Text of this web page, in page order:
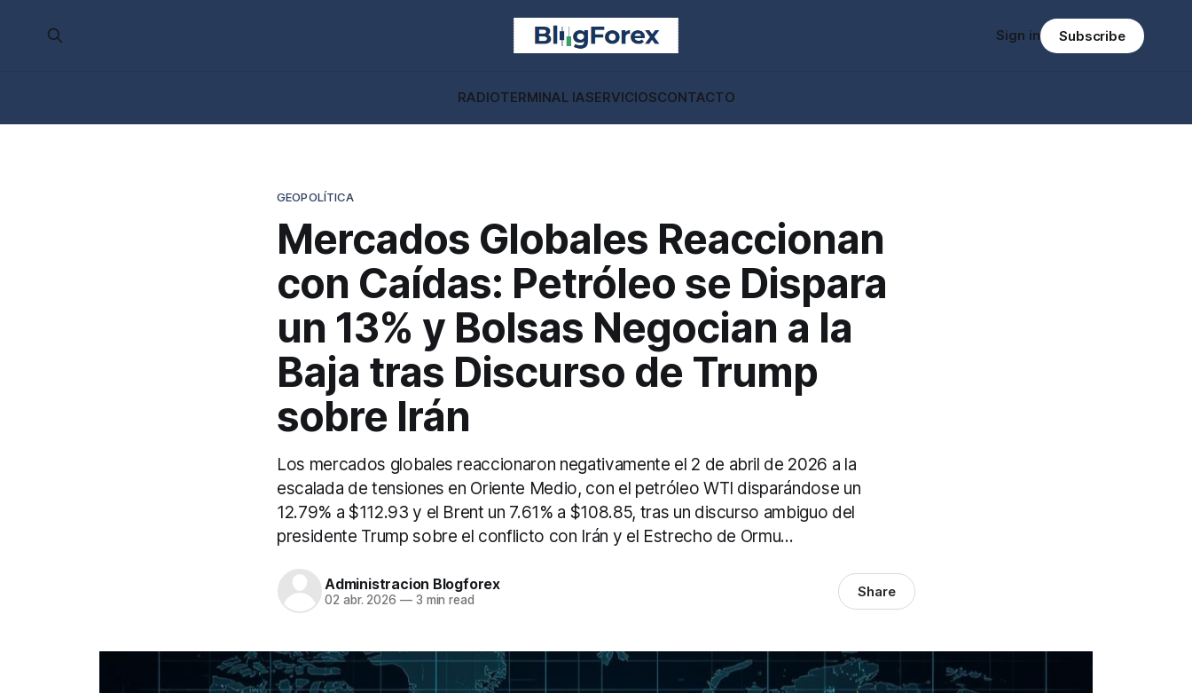
RADIOTERMINAL IASERVICIOSCONTACTO
Sign in Subscribe
GEOPOLÍTICA
Mercados Globales Reaccionan
con Caídas: Petróleo se Dispara
un 13% y Bolsas Negocian a la
Baja tras Discurso de Trump
sobre Irán
Los mercados globales reaccionaron negativamente el 2 de abril de 2026 a la
escalada de tensiones en Oriente Medio, con el petróleo WTI disparándose un
12.79% a $112.93 y el Brent un 7.61% a $108.85, tras un discurso ambiguo del
presidente Trump sobre el conflicto con Irán y el Estrecho de Ormu...
Administracion Blogforex
02 abr. 2026 —3 min read Share